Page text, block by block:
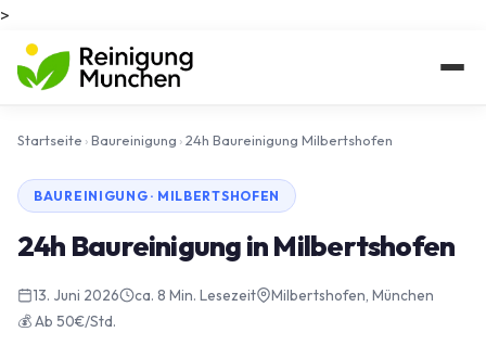
>
Startseite ›Baureinigung ›24h Baureinigung Milbertshofen
BAUREINIGUNG · MILBERTSHOFEN
24h Baureinigung in Milbertshofen
13. Juni 2026 ca. 8 Min. Lesezeit
Milbertshofen, München
💰 Ab 50€/Std.